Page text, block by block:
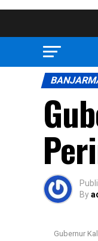
By
Gubernur